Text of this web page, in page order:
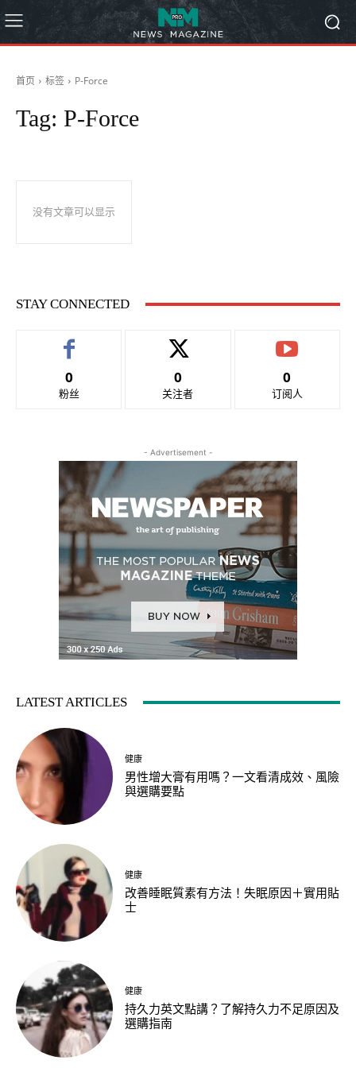
首页 标签 P-Force
Tag: P-Force
没有文章可以显示
STAY CONNECTED
0
粉丝
0
关注者
0
订阅人
- Advertisement -
LATEST ARTICLES
健康
男性增大膏有用嗎？一文看清成效、風險
與選購要點
健康
改善睡眠質素有方法！失眠原因＋實用貼
士
健康
持久力英文點講？了解持久力不足原因及
選購指南